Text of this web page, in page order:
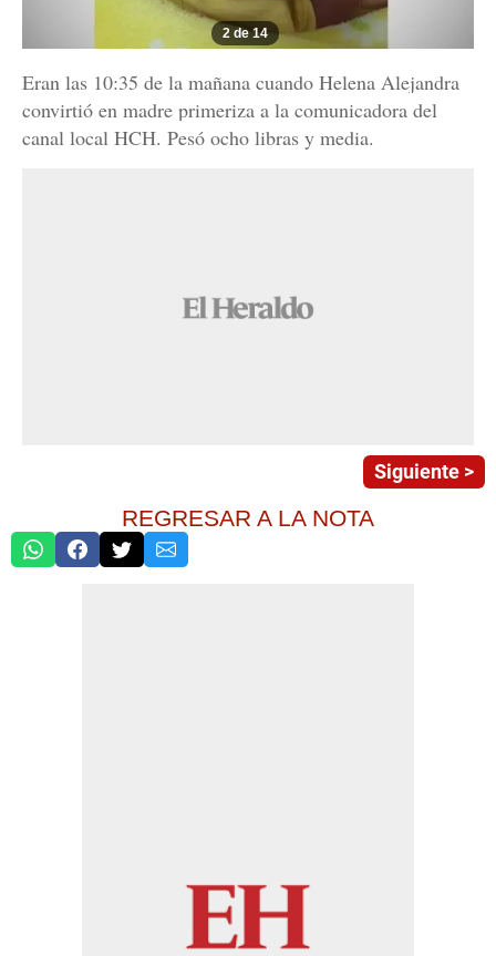
2 de 14
Eran las 10:35 de la mañana cuando Helena Alejandra
convirtió en madre primeriza a la comunicadora del
canal local HCH. Pesó ocho libras y media.
Siguiente >
REGRESAR A LA NOTA